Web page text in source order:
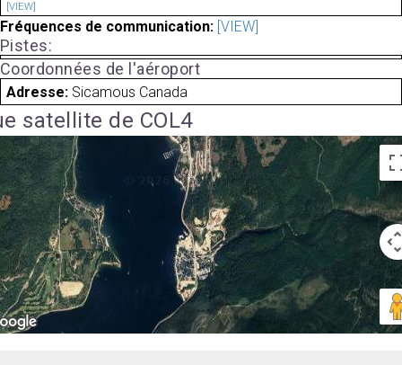
[VIEW]
Fréquences de communication: [VIEW]
Pistes:
Coordonnées de l'aéroport
Adresse: Sicamous Canada
satellite de COL4